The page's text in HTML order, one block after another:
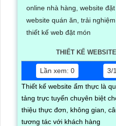
THIẾT KẾ
Lần xem: 0
3/
Thiết kế website ẩm thực là
tảng trực tuyến chuyên biệt
thiệu thực đơn, không gian,
tương tác với khách hàng